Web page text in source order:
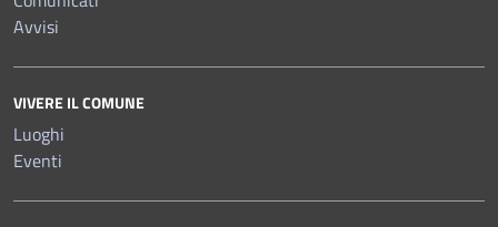
Avvisi
VIVERE IL COMUNE
Luoghi
Eventi